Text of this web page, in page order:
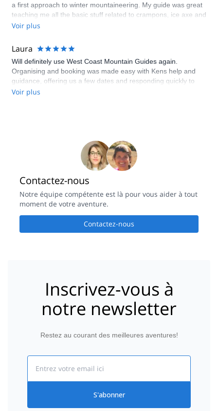
a first approach to winter mountaineering. My guide was great
teaching me all the basic stuff related to crampons, ice axe and
winter hiking, plus he was a great coach supporting me to
Voir plus
Laura
Will definitely use West Coast Mountain Guides again.
Organising and booking was made easy with Kens help and
guidance, offering us a few dates and responding quickly to
emails. We had a great four days with two very
Voir plus
Contactez-nous
Notre équipe compétente est là pour vous aider à tout
moment de votre aventure.
Contactez-nous
Inscrivez-vous à
notre newsletter
Restez au courant des meilleures aventures!
S'abonner